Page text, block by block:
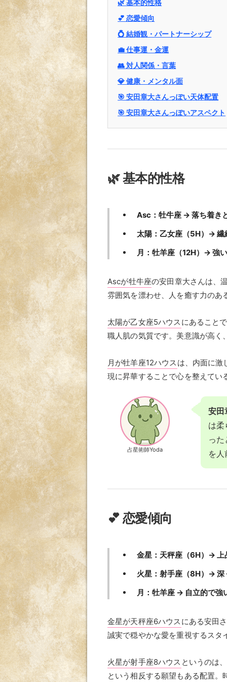
🌿 基本的性格
💕 恋愛傾向
💍 結婚観・パートナーシップ
💼 仕事運・金運
👥 対人関係・言葉
💎 健康・メンタル面
🎯 安田章大さんっぽい天体配置
🎯 安田章大さんっぽいアスペクト
🌿 基本的性格
Asc：牡牛座 → 落ち着き
太陽：乙女座（5H）→ 繊
月：牡羊座（12H）→ 強
Ascが牡牛座の安田章大さんは、
雰囲気を漂わせ、人を癒す力のあ
太陽が乙女座5ハウス にあること
職人肌の気質です。美意識が高く
月が牡羊座12ハウス は、内面に激
現に昇華することで心を整えてい
占星術師Yoda
安田
は柔
っ
を
💕 恋愛傾向
金星：天秤座（6H）→ 上
火星：射手座（8H）→ 深
月：牡羊座 → 自立的で強
金星が天秤座6ハウス にある安田
誠実で穏やかな愛を重視するスタ
火星が射手座8ハウス というのは
という相反する願望もある配置